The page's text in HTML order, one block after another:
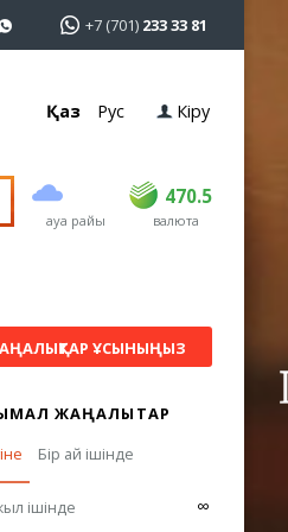
+7 (701) 233 33 81
Қаз Рус Кіру
ауа райы
470.5
USD 468.5 470.5
EUR валюта
ҰСЫНЫҢЫЗ
ЖАҢАЛЫҚТАР
Бір ай ішінде
ішінде ∞